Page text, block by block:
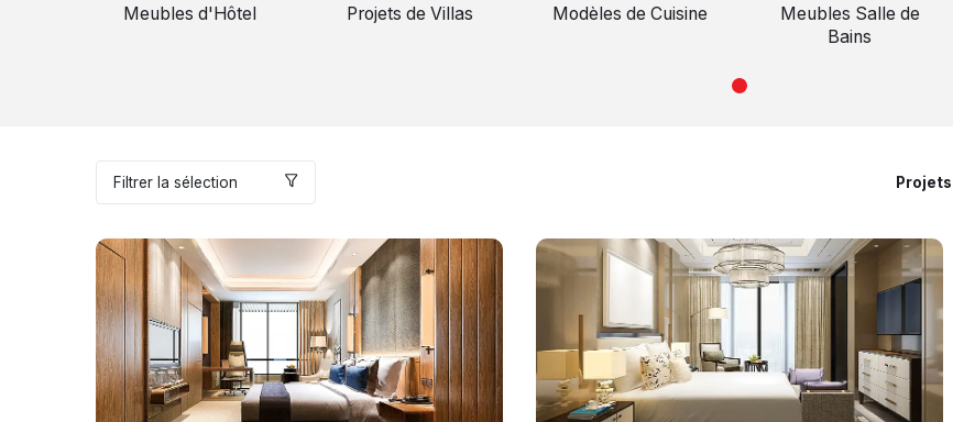
Meubles d'Hôtel Projets de Villas Modèles de Cuisine
Meubles Salle de
Bains
Filtrer la sélection Projets